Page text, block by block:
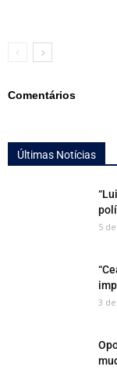
Comentários
Últimas Notícias
5
3